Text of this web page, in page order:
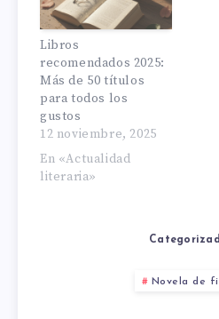
Libros
recomendados 2025:
Más de 50 títulos
para todos los
gustos
12 noviembre, 2025
En «Actualidad
literaria»
Novela de